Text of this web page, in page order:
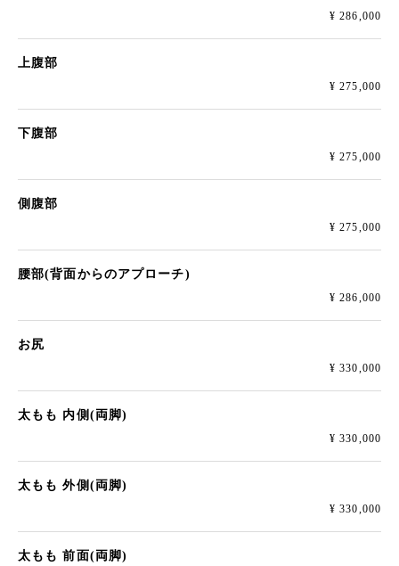
¥ 286,000
上腹部
¥ 275,000
下腹部
¥ 275,000
側腹部
¥ 275,000
腰部(背面からのアプローチ)
¥ 286,000
お尻
¥ 330,000
太もも 内側(両脚)
¥ 330,000
太もも 外側(両脚)
¥ 330,000
太もも 前面(両脚)